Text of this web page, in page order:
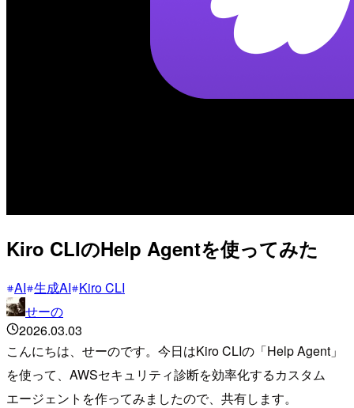
Kiro CLIのHelp Agentを使ってみた
AI 生成AI Kiro CLI
せーの
2026.03.03
こんにちは、せーのです。今日はKiro CLIの「Help Agent」
を使って、AWSセキュリティ診断を効率化するカスタム
エージェントを作ってみましたので、共有します。